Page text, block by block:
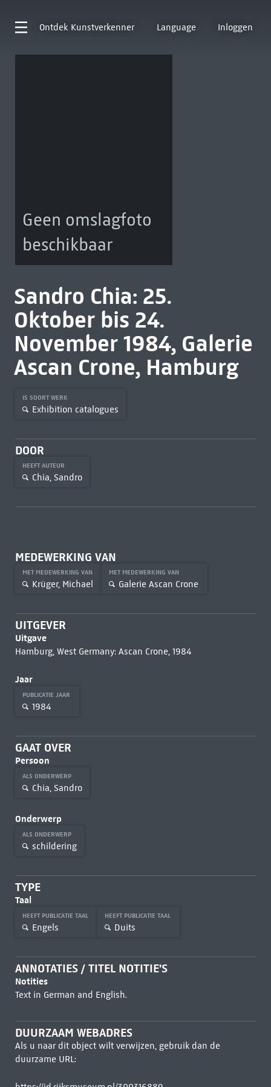
Ontdek Kunstverkenner Language Inloggen
Geen omslagfoto
beschikbaar
Sandro Chia: 25.
Oktober bis 24.
November 1984, Galerie
Ascan Crone, Hamburg
IS SOORT WERK
Exhibition catalogues
DOOR
HEEFT AUTEUR
Chia, Sandro
MEDEWERKING VAN
MET MEDEWERKING VAN
Krüger, Michael
MET MEDEWERKING VAN
Galerie Ascan Crone
UITGEVER
Uitgave
Hamburg, West Germany: Ascan Crone, 1984
Jaar
PUBLICATIE JAAR
1984
GAAT OVER
Persoon
ALS ONDERWERP
Chia, Sandro
Onderwerp
ALS ONDERWERP
schildering
TYPE
Taal
HEEFT PUBLICATIE TAAL
Engels
HEEFT PUBLICATIE TAAL
Duits
ANNOTATIES / TITEL NOTITIE'S
Notities
Text in German and English.
DUURZAAM WEBADRES
Als u naar dit object wilt verwijzen, gebruik dan de
duurzame URL: